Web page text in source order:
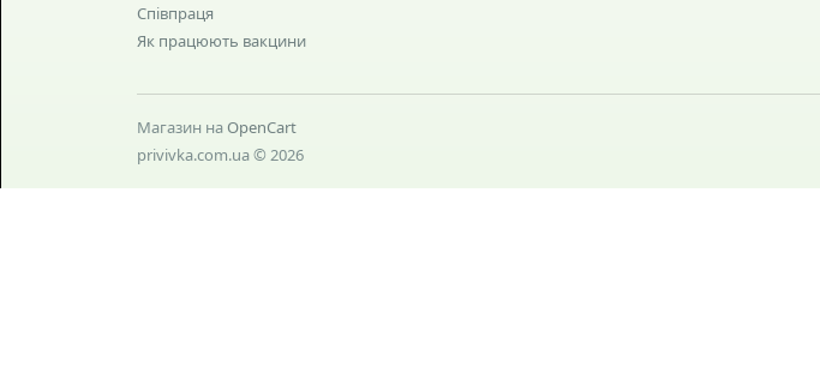
Співпраця
Як працюють вакцини
Магазин на OpenCart
privivka.com.ua © 2026